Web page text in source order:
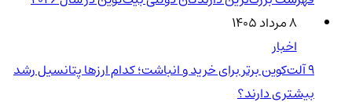
۸ مرداد ۱۴۰۵
اخبار
۹ آلت‌کوین برتر برای خرید و انباشت؛ کدام ارزها پتانسیل رشد
بیشتری دارند؟